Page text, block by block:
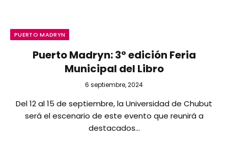
PUERTO MADRYN
Puerto Madryn: 3º edición Feria
Municipal del Libro
6 septiembre, 2024
Del 12 al 15 de septiembre, la Universidad de Chubut
será el escenario de este evento que reunirá a
destacados…